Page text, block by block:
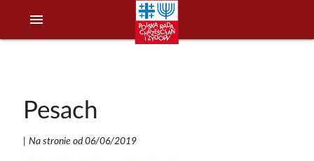
menu
Pesach
Na stronie od 06/06/2019